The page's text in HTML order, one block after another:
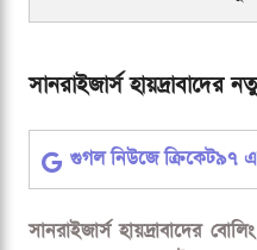
সানরাইজার্স হায়দ্রাবাদের